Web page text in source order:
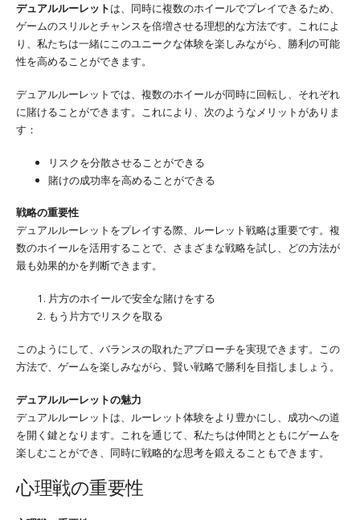
デュアルルーレットは、同時に複数のホイールでプレイできるため、
ゲームのスリルとチャンスを倍増させる理想的な方法です。これによ
り、私たちは一緒にこのユニークな体験を楽しみながら、勝利の可能
性を高めることができます。
デュアルルーレットでは、複数のホイールが同時に回転し、それぞれ
に賭けることができます。これにより、次のようなメリットがありま
す：
リスクを分散させることができる
賭けの成功率を高めることができる
戦略の重要性
デュアルルーレットをプレイする際、ルーレット戦略は重要です。複
数のホイールを活用することで、さまざまな戦略を試し、どの方法が
最も効果的かを判断できます。
片方のホイールで安全な賭けをする
もう片方でリスクを取る
このようにして、バランスの取れたアプローチを実現できます。この
方法で、ゲームを楽しみながら、賢い戦略で勝利を目指しましょう。
デュアルルーレットの魅力
デュアルルーレットは、ルーレット体験をより豊かにし、成功への道
を開く鍵となります。これを通じて、私たちは仲間とともにゲームを
楽しむことができ、同時に戦略的な思考を鍛えることもできます。
心理戦の重要性